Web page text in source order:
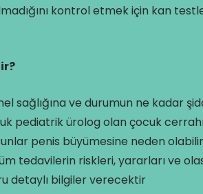
kontrol etmek için kan
sağlığına ve durumun ne kadar
pediatrik ürolog olan çocuk
penis büyümesine neden
tedavilerin riskleri, yararları ve
detaylı bilgiler verecektir